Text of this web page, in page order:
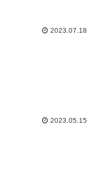
2023.07.18
2023.05.15